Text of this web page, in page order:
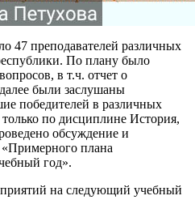
47 преподавателей различных
По плану было
в т.ч. отчет о
были заслушаны
победителей в различных
по дисциплине История,
обсуждение и
«Примерного плана
год».
на следующий учебный